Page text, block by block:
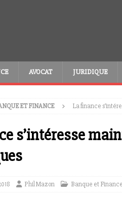
AVOCAT JURIDIQUE
ET FINANCE La finance
s’intéresse
Phil Mazon Banque et Finance